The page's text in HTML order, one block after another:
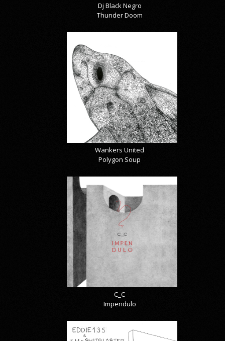
Dj Black Negro
Thunder Doom
Wankers United
Polygon Soup
C_C
Impendulo